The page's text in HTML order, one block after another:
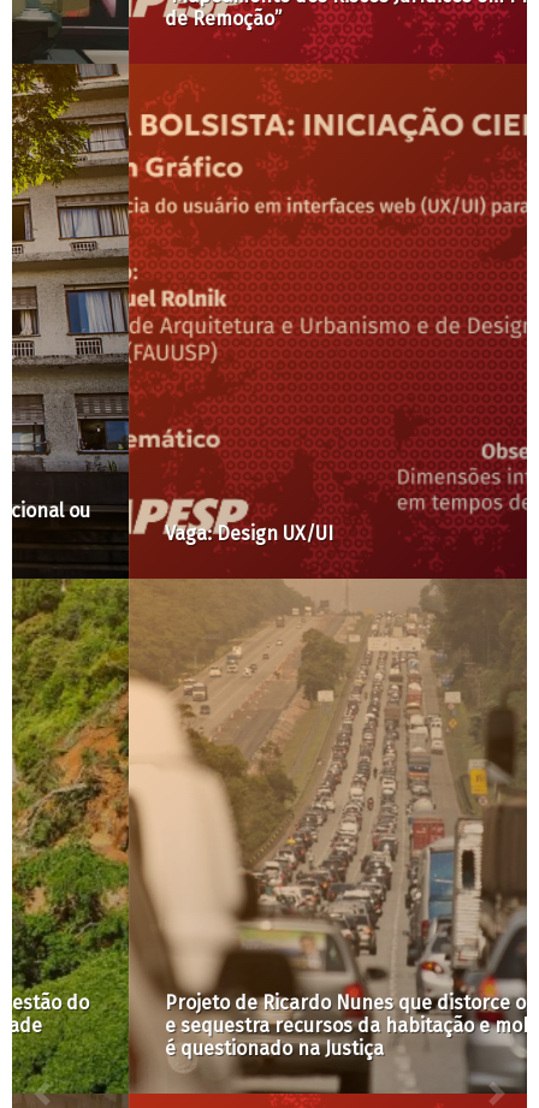
de Remoção”
Vaga: Design UX/UI
Projeto de Ricardo Nunes que distorce o Fundurb
e sequestra recursos da habitação e mobilidade
é questionado na Justiça